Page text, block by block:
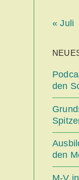
« Juli
den
den